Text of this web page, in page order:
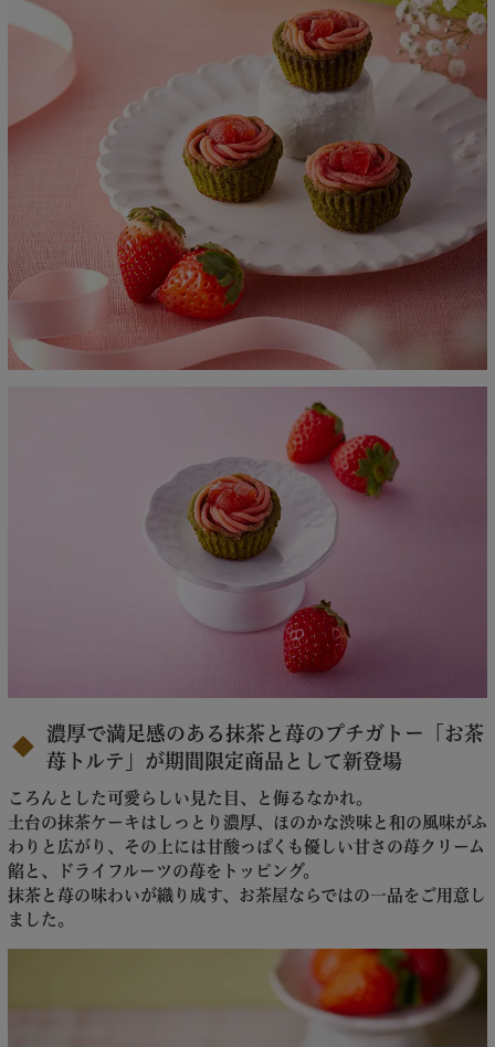
濃厚で満足感のある抹茶と苺のプチガトー「お茶
苺トルテ」が期間限定商品として新登場
ころんとした可愛らしい見た目、と侮るなかれ。
土台の抹茶ケーキはしっとり濃厚、ほのかな渋味と和の風味がふ
わりと広がり、その上には甘酸っぱくも優しい甘さの苺クリーム
餡と、ドライフルーツの苺をトッピング。
抹茶と苺の味わいが織り成す、お茶屋ならではの一品をご用意し
ました。